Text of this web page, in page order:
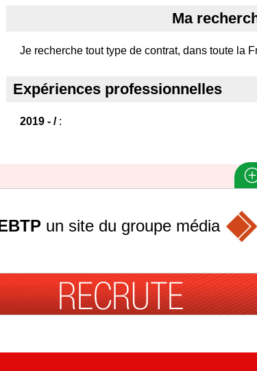
Ma
Je recherche tout type de contrat, dans toute la
Expériences professionnelles
2019 - /:
un site du groupe média